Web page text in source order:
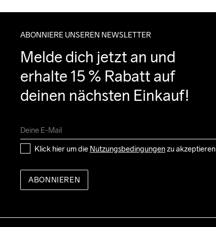
ABONNIERE UNSEREN NEWSLETTER
Melde dich jetzt an und
erhalte 15 % Rabatt auf
deinen nächsten Einkauf!
Klick hier um die Nutzungsbedingungen zu akzeptieren
ABONNIEREN